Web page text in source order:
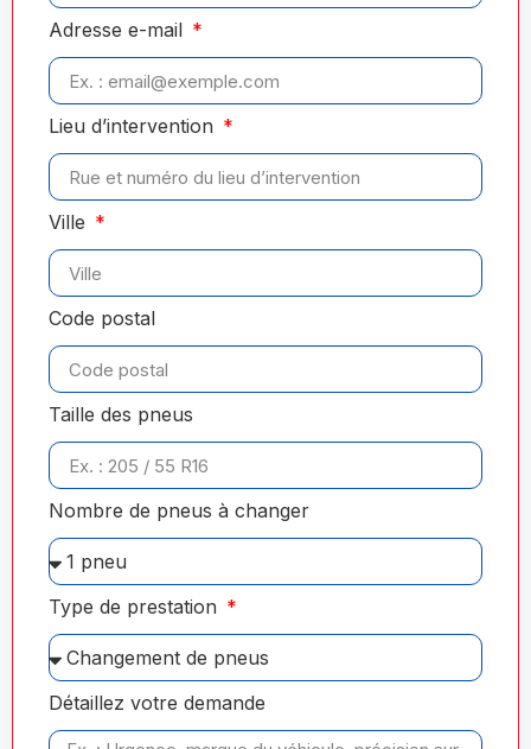
Adresse e-mail
Lieu d’intervention
Ville
Code postal
Taille des pneus
Nombre de pneus à changer
Type de prestation
Détaillez votre demande